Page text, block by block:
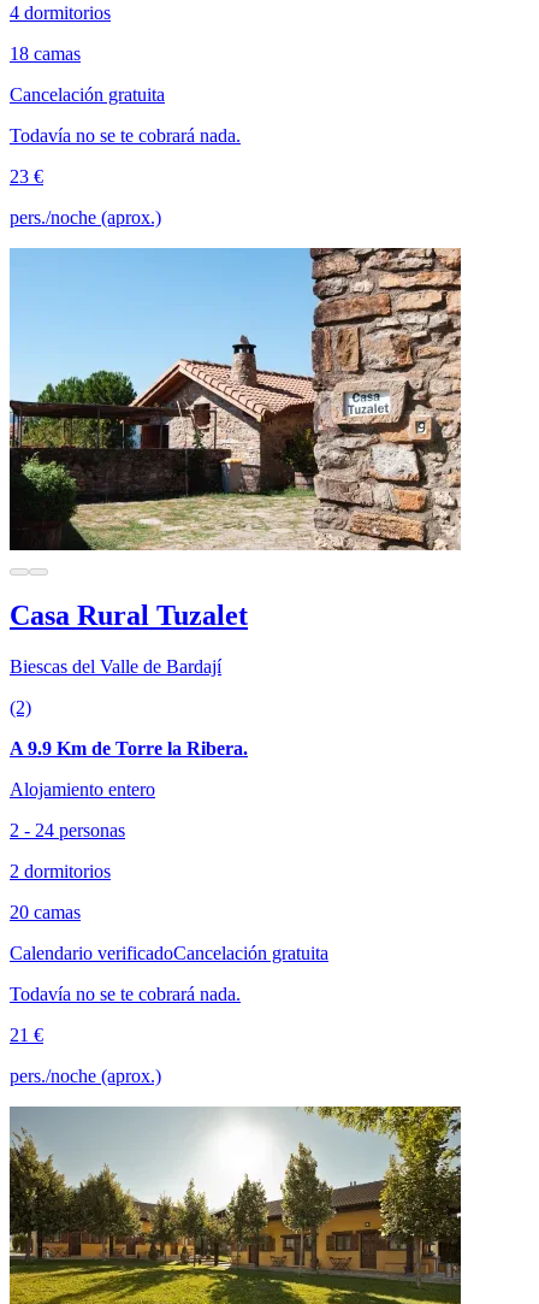
4 dormitorios
18 camas
Cancelación gratuita
Todavía no se te cobrará nada.
23 €
pers./noche (aprox.)
Casa Rural Tuzalet
Biescas del Valle de Bardají
(2)
A 9.9 Km de Torre la Ribera.
Alojamiento entero
2 - 24 personas
2 dormitorios
20 camas
Calendario verificadoCancelación gratuita
Todavía no se te cobrará nada.
21 €
pers./noche (aprox.)